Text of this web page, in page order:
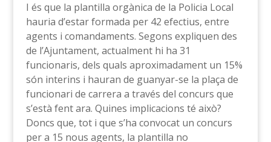
I és que la plantilla orgànica de la Policia Local
hauria d’estar formada per 42 efectius, entre
agents i comandaments. Segons expliquen des
de l’Ajuntament, actualment hi ha 31
funcionaris, dels quals aproximadament un 15%
són interins i hauran de guanyar-se la plaça de
funcionari de carrera a través del concurs que
s’està fent ara. Quines implicacions té això?
Doncs que, tot i que s’ha convocat un concurs
per a 15 nous agents, la plantilla no